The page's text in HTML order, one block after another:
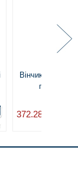
Вінчик з
прутів,
372.28